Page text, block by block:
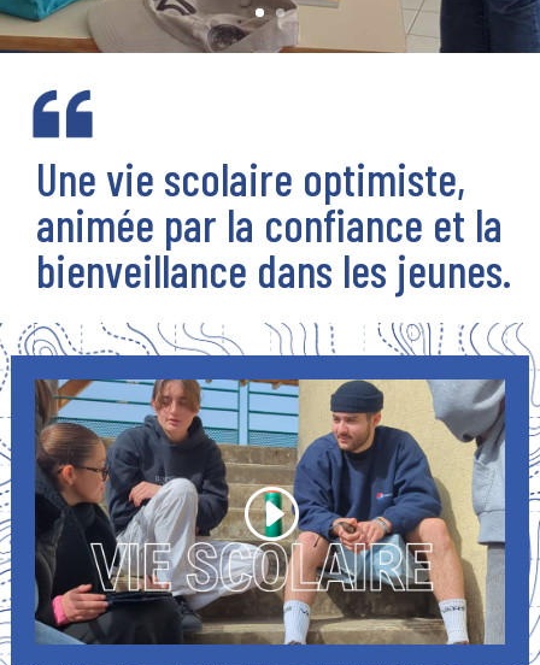
Une vie scolaire optimiste,
animée par la confiance et la
bienveillance dans les jeunes.